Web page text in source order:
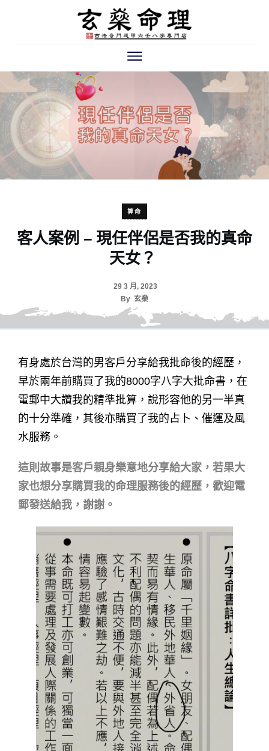
算命
客人案例 – 現任伴侶是否我的真命
天女？
29 3 月, 2023
By 玄燊
有身處於台灣的男客戶分享給我批命後的經歷，
早於兩年前購買了我的8000字八字大批命書，在
電郵中大讚我的精準批算，說形容他的另一半真
的十分準確，其後亦購買了我的占卜、催運及風
水服務。
這則故事是客戶親身樂意地分享給大家，若果大
家也想分享購買我的命理服務後的經歷，歡迎電
郵發送給我，謝謝。